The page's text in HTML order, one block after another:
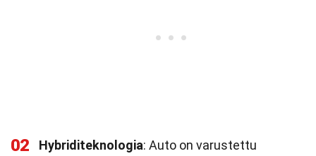
02 Hybriditeknologia: Auto on varustettu